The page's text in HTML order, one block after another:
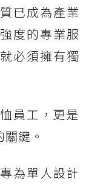
已成為產業
度的專業服
必須擁有獨
員工，更是
鍵。
為單人設計